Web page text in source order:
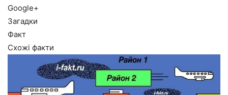
Google+
Загадки
Факт
Схожі факти